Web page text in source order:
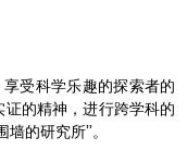
受科学乐趣的探索者的
的精神，进行跨学科的
的研究所”。